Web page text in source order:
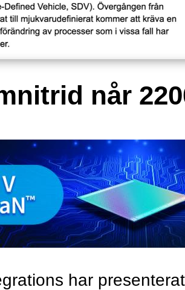
når
har presenterat